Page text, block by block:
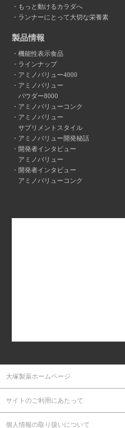
もっと動けるカラダへ
ランナーにとって大切な栄養素
製品情報
機能性表示食品
ラインナップ
アミノバリュー4000
アミノバリュー
パウダー8000
アミノバリューコンク
アミノバリュー
サプリメントスタイル
アミノバリュー開発秘話
開発者インタビュー
アミノバリュー
開発者インタビュー
アミノバリューコンク
大塚製薬ホームページ
サイトのご利用にあたって
個人情報の取り扱いについて